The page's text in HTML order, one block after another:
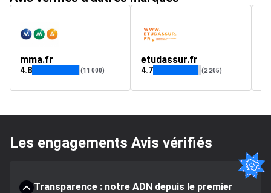
mma.fr
4.8 (11 000)
etudassur.fr
4.7 (2 205)
Les engagements Avis vérifiés
Transparence : notre ADN depuis le premier